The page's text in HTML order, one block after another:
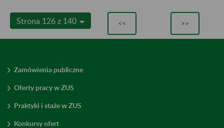
Strona 126 z 140 << >>
Zamówienia publiczne
Oferty pracy w ZUS
Praktyki i staże w ZUS
Konkursy ofert